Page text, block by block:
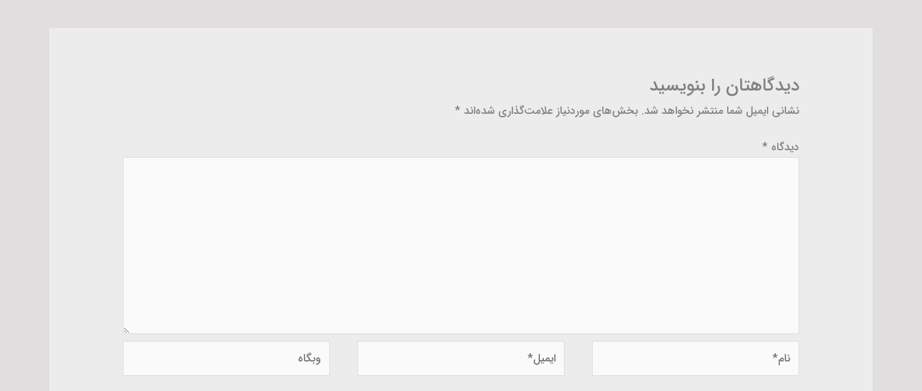
دیدگاهتان را بنویسید
نشانی ایمیل شما منتشر نخواهد شد. بخش‌های موردنیاز علامت‌گذاری شده‌اند *
دیدگاه *
نام* ایمیل* وبگاه